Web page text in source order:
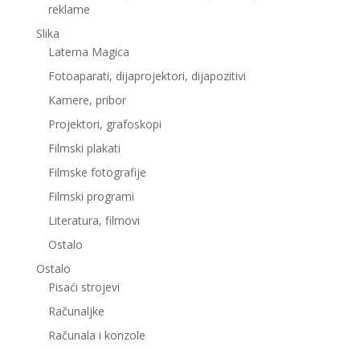
reklame
Slika
Laterna Magica
Fotoaparati, dijaprojektori, dijapozitivi
Kamere, pribor
Projektori, grafoskopi
Filmski plakati
Filmske fotografije
Filmski programi
Literatura, filmovi
Ostalo
Ostalo
Pisaći strojevi
Računaljke
Računala i konzole